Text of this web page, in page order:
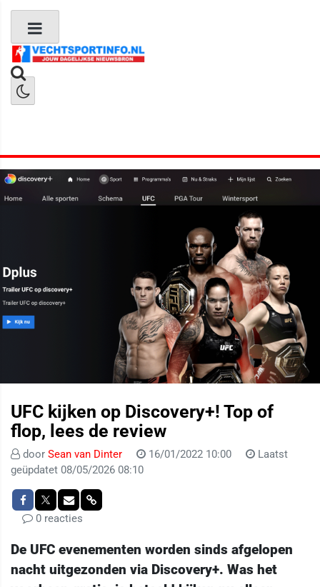
UFC kijken op Discovery+! Top of
flop, lees de review
door Sean van Dinter 16/01/2022 10:00
Laatst
geüpdatet 08/05/2026 08:10
0 reacties
De UFC evenementen worden sinds afgelopen
nacht uitgezonden via Discovery+. Was het